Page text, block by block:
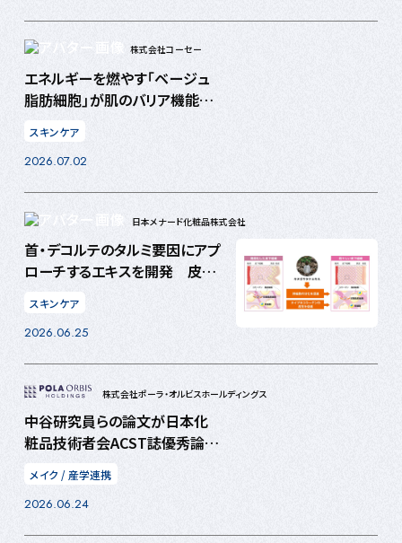
株式会社コーセー
エネルギーを燃やす「ベージュ
脂肪細胞」が肌のバリア機能を
スキンケア
2026.07.02
日本メナード化粧品株式会社
首・デコルテのタルミ要因にアプ
ローチするエキスを開発 皮下
ラーゲン産生を高めるキヌガサ
タケエキス
スキンケア
2026.06.25
株式会社ポーラ・オルビスホールディングス
中谷研究員らの論文が日本化
粧品技術者会ACST誌優秀論文
賞を受賞 微粒子を活用した多
孔構造で、衣類へ色移りしない
液状ファンデーション技術
メイク / 産学連携
2026.06.24